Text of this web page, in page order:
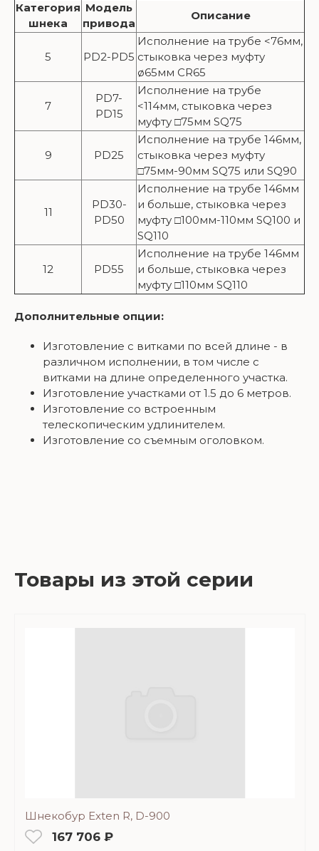
Категория
шнека
Модель
привода
Описание
5 PD2-PD5
Исполнение на трубе <76мм,
стыковка через муфту
ø65мм CR65
7
PD7-
PD15
Исполнение на трубе
<114мм, стыковка через
муфту □75мм SQ75
9 PD25
Исполнение на трубе 146мм,
стыковка через муфту
□75мм-90мм SQ75 или SQ90
11
PD30-
PD50
Исполнение на трубе 146мм
и больше, стыковка через
муфту □100мм-110мм SQ100 и
SQ110
12 PD55
Исполнение на трубе 146мм
и больше, стыковка через
муфту □110мм SQ110
Дополнительные опции:
Изготовление с витками по всей длине - в
различном исполнении, в том числе с
витками на длине определенного участка.
Изготовление участками от 1.5 до 6 метров.
Изготовление со встроенным
телескопическим удлинителем.
Изготовление со съемным оголовком.
Товары из этой серии
Шнекобур Exten R, D-900
167 706 ₽